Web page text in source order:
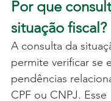
Por que
situação fiscal?
A consulta da
permite verificar se
pendências
CPF ou CNPJ. Esse